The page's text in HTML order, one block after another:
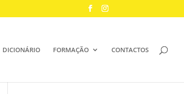
DICIONÁRIO FORMAÇÃO CONTACTOS